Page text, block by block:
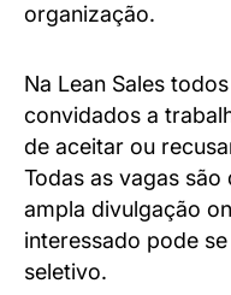
organização.
Na Lean Sales
convidados a
de aceitar ou
Todas as vagas
ampla divulgação
interessado pode
seletivo.